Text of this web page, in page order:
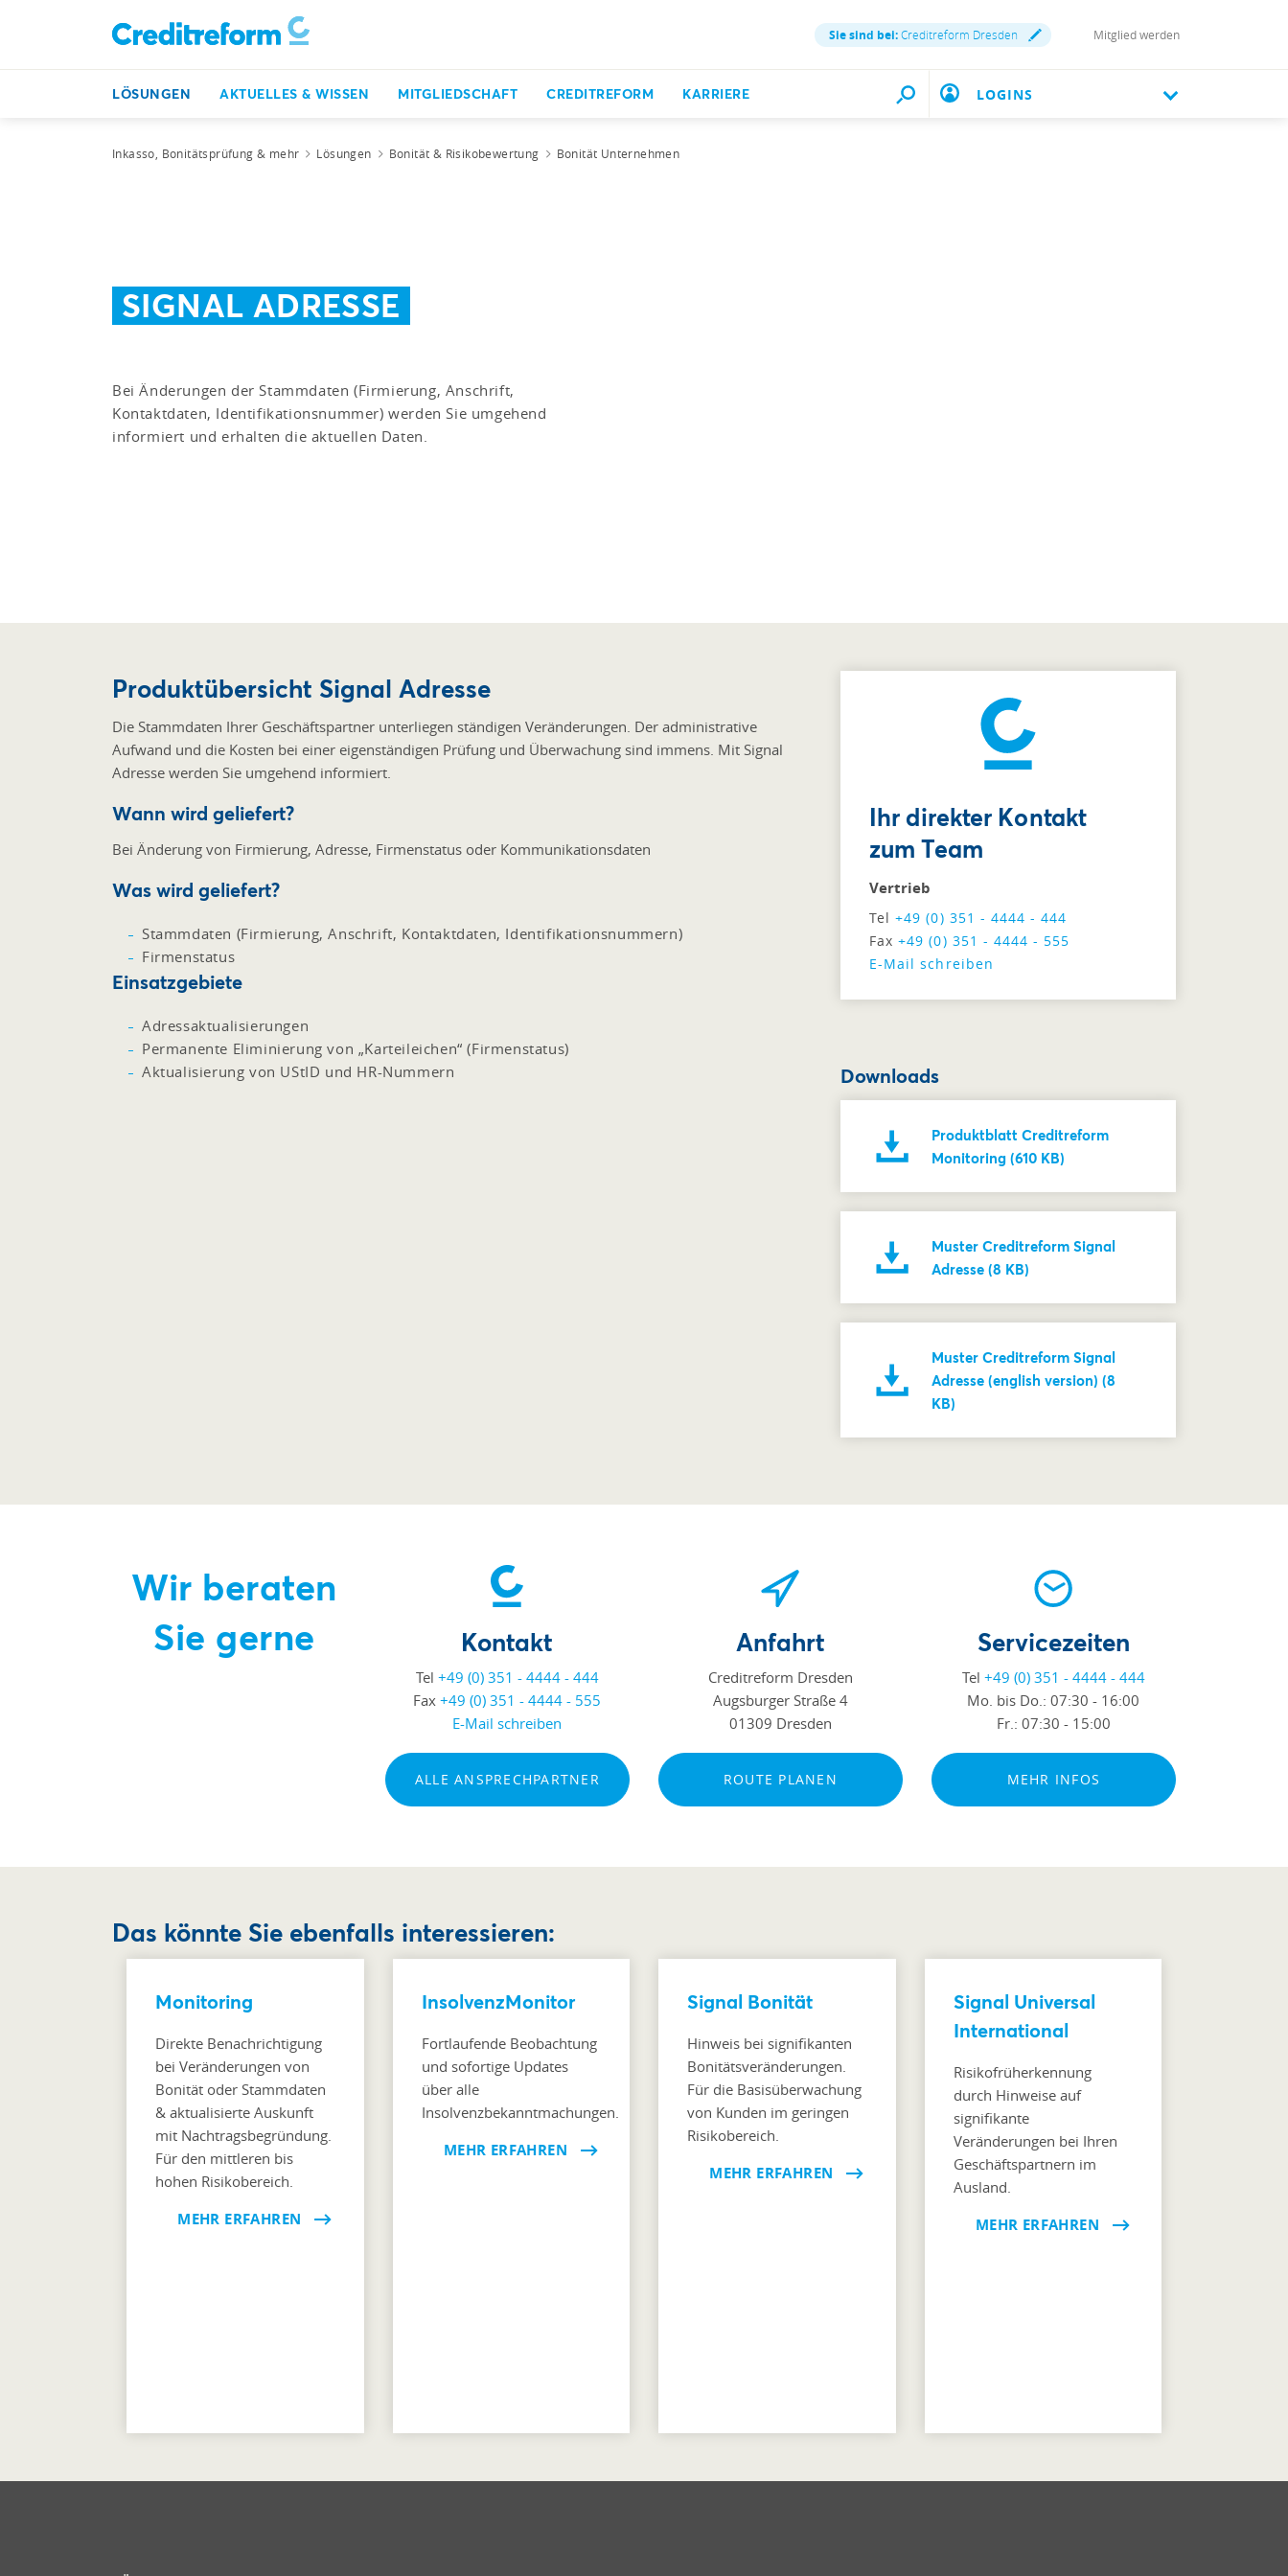
Sie sind bei:Creditreform Dresden Mitglied werden
LÖSUNGEN AKTUELLES & WISSEN MITGLIEDSCHAFT CREDITREFORM KARRIERE LOGINS
Inkasso, Bonitätsprüfung & mehr Lösungen Bonität & Risikobewertung Bonität Unternehmen
SIGNAL ADRESSE
Bei Änderungen der Stammdaten (Firmierung, Anschrift,
Kontaktdaten, Identifikationsnummer) werden Sie umgehend
informiert und erhalten die aktuellen Daten.
Produktübersicht Signal Adresse
Die Stammdaten Ihrer Geschäftspartner unterliegen ständigen Veränderungen. Der administrative
Aufwand und die Kosten bei einer eigenständigen Prüfung und Überwachung sind immens. Mit Signal
Adresse werden Sie umgehend informiert.
Wann wird geliefert?
Bei Änderung von Firmierung, Adresse, Firmenstatus oder Kommunikationsdaten
Was wird geliefert?
Stammdaten (Firmierung, Anschrift, Kontaktdaten, Identifikationsnummern)
Firmenstatus
Einsatzgebiete
Adressaktualisierungen
Permanente Eliminierung von „Karteileichen“ (Firmenstatus)
Aktualisierung von UStID und HR-Nummern
Ihr direkter Kontakt
zum Team
Vertrieb
Tel+49 (0) 351 - 4444 - 444
Fax+49 (0) 351 - 4444 - 555
E-Mail schreiben
Downloads
Produktblatt Creditreform
Monitoring (610 KB)
Muster Creditreform Signal
Adresse (8 KB)
Muster Creditreform Signal
Adresse (english version) (8
KB)
Wir beraten
Sie gerne
Kontakt
Tel +49 (0) 351 - 4444 - 444
Fax+49 (0) 351 - 4444 - 555
E-Mail schreiben
ALLE ANSPRECHPARTNER
Anfahrt
Creditreform Dresden
Augsburger Straße 4
01309 Dresden
ROUTE PLANEN
Servicezeiten
Tel +49 (0) 351 - 4444 - 444
Mo. bis Do.:07:30 - 16:00
Fr.: 07:30 - 15:00
MEHR INFOS
Das könnte Sie ebenfalls interessieren:
Monitoring
Direkte Benachrichtigung
bei Veränderungen von
Bonität oder Stammdaten
& aktualisierte Auskunft
mit Nachtragsbegründung.
Für den mittleren bis
hohen Risikobereich.
MEHR ERFAHREN
InsolvenzMonitor
Fortlaufende Beobachtung
und sofortige Updates
über alle
Insolvenzbekanntmachungen.
MEHR ERFAHREN
Signal Bonität
Hinweis bei signifikanten
Bonitätsveränderungen.
Für die Basisüberwachung
von Kunden im geringen
Risikobereich.
MEHR ERFAHREN
Signal Universal
International
Risikofrüherkennung
durch Hinweise auf
signifikante
Veränderungen bei Ihren
Geschäftspartnern im
Ausland.
MEHR ERFAHREN